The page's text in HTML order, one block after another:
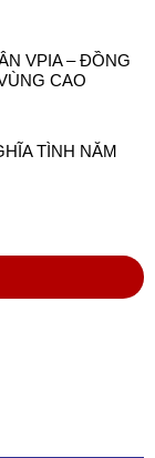
VPIA – ĐỒNG
CAO
TÌNH NĂM